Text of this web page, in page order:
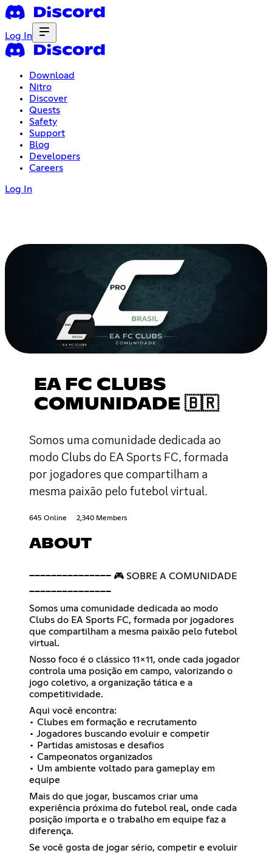
Log In
Download
Nitro
Discover
Quests
Safety
Support
Blog
Developers
Careers
Log In
EA FC CLUBS
COMUNIDADE 🇧🇷
Somos uma comunidade dedicada ao
modo Clubs do EA Sports FC, formada
por jogadores que compartilham a
mesma paixão pelo futebol virtual.
645 Online 2,340 Members
ABOUT
━━━━━━━━━━━━━━━ 🎮 SOBRE A COMUNIDADE
━━━━━━━━━━━━━━━
Somos uma comunidade dedicada ao modo
Clubs do EA Sports FC, formada por jogadores
que compartilham a mesma paixão pelo futebol
virtual.
Nosso foco é o clássico 11x11, onde cada jogador
controla uma posição em campo, valorizando o
jogo coletivo, a organização tática e a
competitividade.
Aqui você encontra:
• Clubes em formação e recrutamento
• Jogadores buscando evoluir e competir
• Partidas amistosas e desafios
• Campeonatos organizados
• Um ambiente voltado para gameplay em
equipe
Mais do que jogar, buscamos criar uma
experiência próxima do futebol real, onde cada
posição importa e o trabalho em equipe faz a
diferença.
Se você gosta de jogar sério, competir e evoluir